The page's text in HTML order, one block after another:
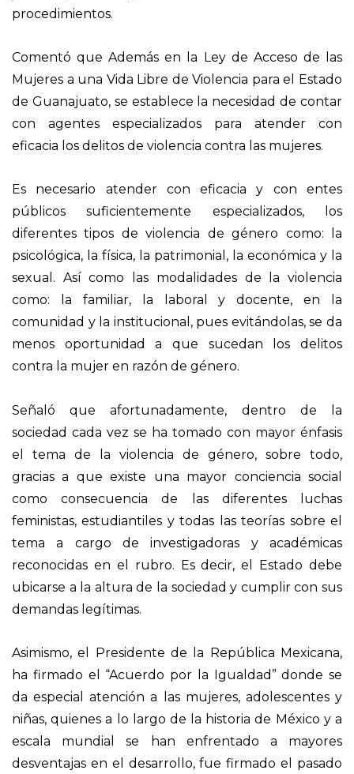
procedimientos.
Comentó que Además en la Ley de Acceso de las
Mujeres a una Vida Libre de Violencia para el Estado
de Guanajuato, se establece la necesidad de contar
con agentes especializados para atender con
eficacia los delitos de violencia contra las mujeres.
Es necesario atender con eficacia y con entes
públicos suficientemente especializados, los
diferentes tipos de violencia de género como: la
psicológica, la física, la patrimonial, la económica y la
sexual. Así como las modalidades de la violencia
como: la familiar, la laboral y docente, en la
comunidad y la institucional, pues evitándolas, se da
menos oportunidad a que sucedan los delitos
contra la mujer en razón de género.
Señaló que afortunadamente, dentro de la
sociedad cada vez se ha tomado con mayor énfasis
el tema de la violencia de género, sobre todo,
gracias a que existe una mayor conciencia social
como consecuencia de las diferentes luchas
feministas, estudiantiles y todas las teorías sobre el
tema a cargo de investigadoras y académicas
reconocidas en el rubro. Es decir, el Estado debe
ubicarse a la altura de la sociedad y cumplir con sus
demandas legítimas.
Asimismo, el Presidente de la República Mexicana,
ha firmado el “Acuerdo por la Igualdad” donde se
da especial atención a las mujeres, adolescentes y
niñas, quienes a lo largo de la historia de México y a
escala mundial se han enfrentado a mayores
desventajas en el desarrollo, fue firmado el pasado